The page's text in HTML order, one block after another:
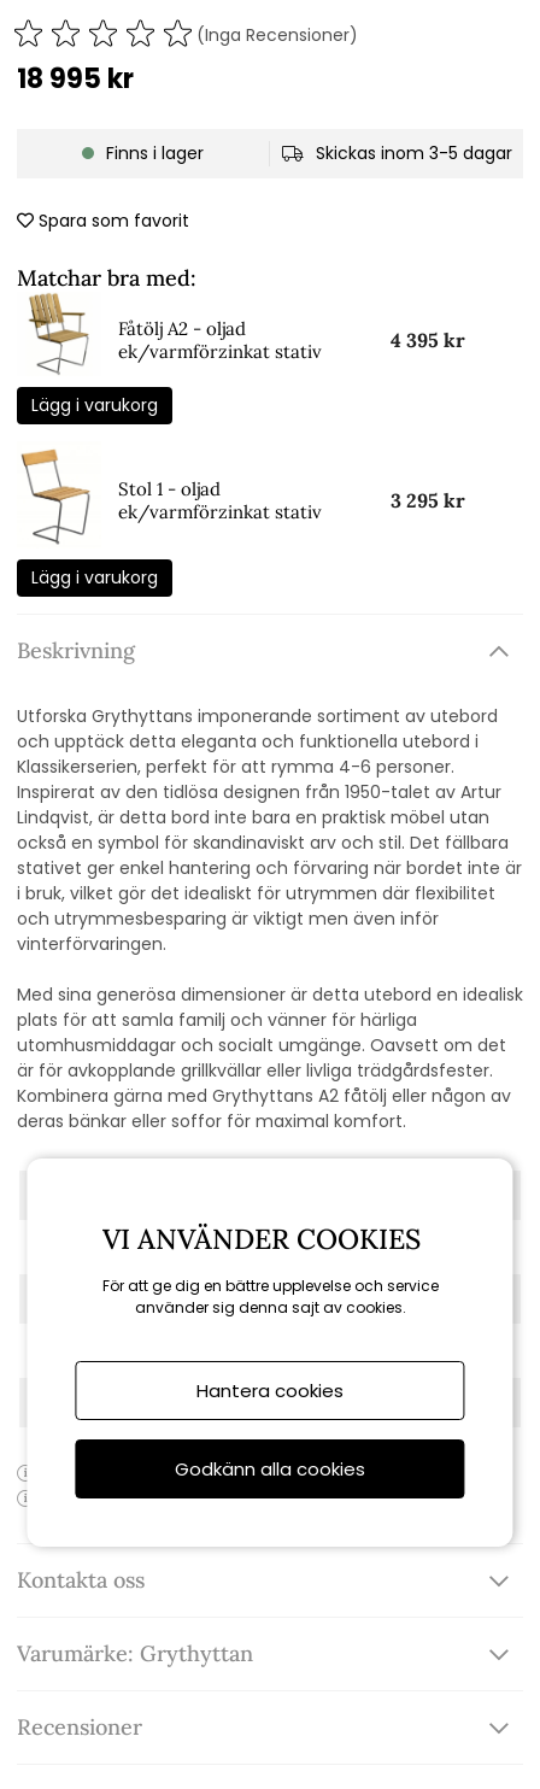
(Inga Recensioner)
18 995 kr
Finns i lager Skickas inom 3-5 dagar
Spara som favorit
Matchar bra med:
Fåtölj A2 - oljad
ek/varmförzinkat stativ
4 395 kr
Lägg i varukorg
Stol 1 - oljad
ek/varmförzinkat stativ
3 295 kr
Lägg i varukorg
Beskrivning
Utforska Grythyttans imponerande sortiment av utebord
och upptäck detta eleganta och funktionella utebord i
Klassikerserien, perfekt för att rymma 4-6 personer.
Inspirerat av den tidlösa designen från 1950-talet av Artur
Lindqvist, är detta bord inte bara en praktisk möbel utan
också en symbol för skandinaviskt arv och stil. Det fällbara
stativet ger enkel hantering och förvaring när bordet inte är
i bruk, vilket gör det idealiskt för utrymmen där flexibilitet
och utrymmesbesparing är viktigt men även inför
vinterförvaringen.
Med sina generösa dimensioner är detta utebord en idealisk
plats för att samla familj och vänner för härliga
utomhusmiddagar och socialt umgänge. Oavsett om det
är för avkopplande grillkvällar eller livliga trädgårdsfester.
Kombinera gärna med Grythyttans A2 fåtölj eller någon av
deras bänkar eller soffor för maximal komfort.
Mått: Bredd: 92 cm
Mått: Höjd: 72 cm
Klassiker
Produktens artikelnummer:101856
Produktens EAN-kod:
Kontakta oss
Varumärke: Grythyttan
Recensioner
VI ANVÄNDER COOKIES
För att ge dig en bättre upplevelse och service
använder sig denna sajt av cookies.
Hantera cookies
Godkänn alla cookies